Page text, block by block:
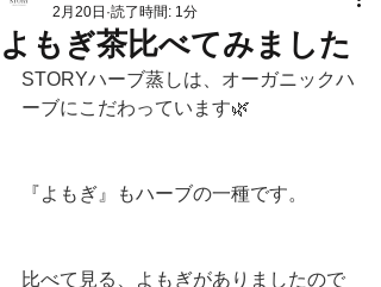
よもぎ茶比べてみました
2月20日 読了時間: 1分
STORYハーブ蒸しは、オーガニックハ
ーブにこだわっています🌿
『よもぎ』もハーブの一種です。
比べて見る、よもぎがありましたので